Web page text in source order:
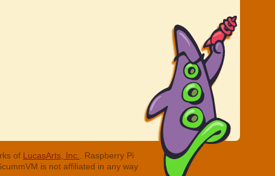
of LucasArts, Inc.
. Raspberry Pi
is not affiliated in any way